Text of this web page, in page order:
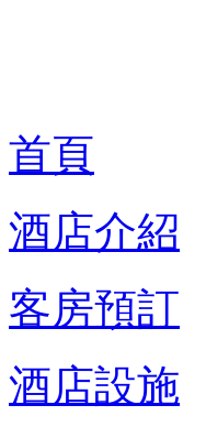
首頁
酒店介紹
客房預訂
酒店設施